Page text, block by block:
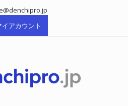
イアカウント